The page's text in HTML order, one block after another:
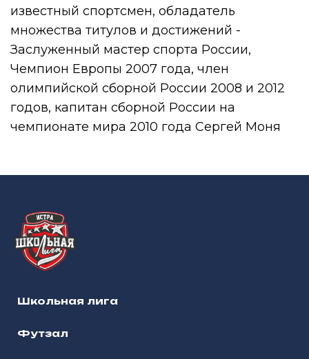
известный спортсмен, обладатель
множества титулов и достижений -
Заслуженный мастер спорта России,
Чемпион Европы 2007 года, член
олимпийской сборной России 2008 и 2012
годов, капитан сборной России на
чемпионате мира 2010 года Сергей Моня
Школьная лига
Футзал